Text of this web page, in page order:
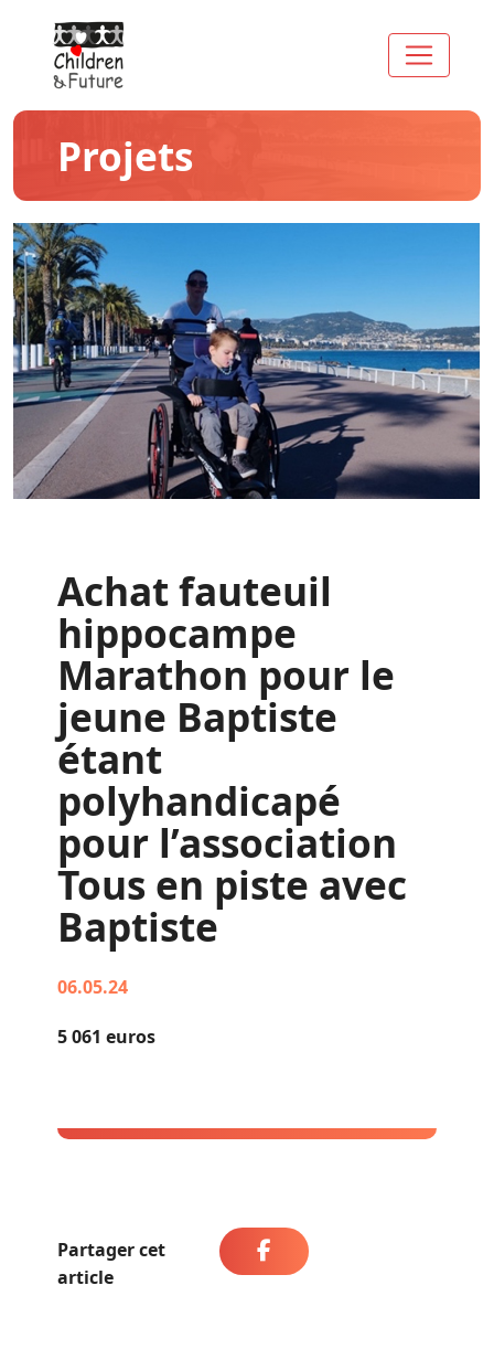
Projets
Achat fauteuil
hippocampe
Marathon pour le
jeune Baptiste
étant
polyhandicapé
pour l’association
Tous en piste avec
Baptiste
06.05.24
5 061 euros
Partager cet
article